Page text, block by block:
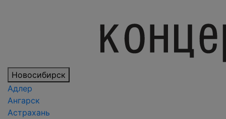
Новосибирск
Адлер
Ангарск
Астрахань